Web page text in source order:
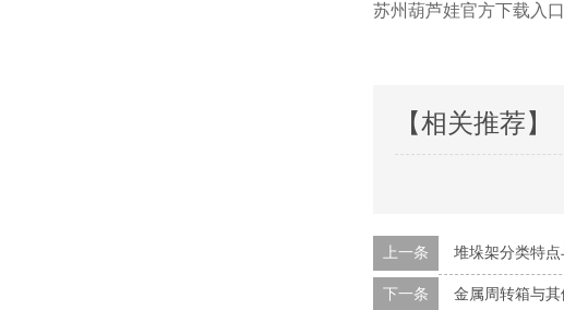
苏州葫芦娃官方下载入
【相关推荐】
上一条 堆垛架分类特
下一条 金属周转箱与